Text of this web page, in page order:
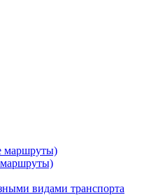
маршруты)
видами транспорта